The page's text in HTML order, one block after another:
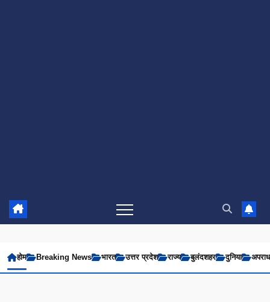
होम Breaking News भारत उत्तर प्रदेश राज्य बुलंदशहर दुनिया अपराध